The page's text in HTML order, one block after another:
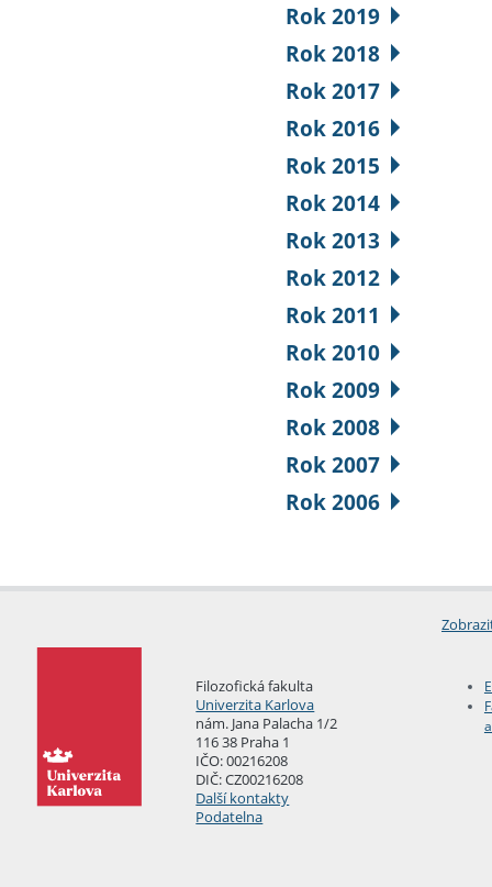
Rok 2019
Rok 2018
Rok 2017
Rok 2016
Rok 2015
Rok 2014
Rok 2013
Rok 2012
Rok 2011
Rok 2010
Rok 2009
Rok 2008
Rok 2007
Rok 2006
Filozofická fakulta
Univerzita Karlova
nám. Jana Palacha 1/2
116 38 Praha 1
IČO: 00216208
DIČ: CZ00216208
Další kontakty
Podatelna